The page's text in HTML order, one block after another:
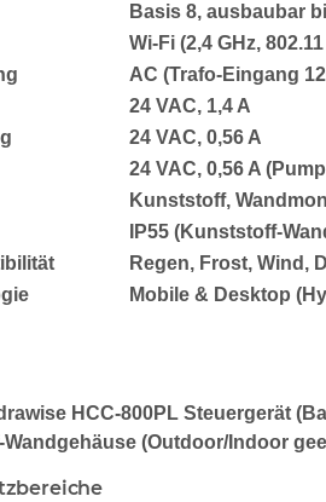
Basis 8, ausbaubar
Wi-Fi (2,4 GHz,
AC (Trafo-Eingang
24 VAC, 1,4 A
24 VAC, 0,56 A
24 VAC, 0,56 A
Kunststoff,
IP55 (Kunststoff-
Regen, Frost, Wind,
Mobile & Desktop
HCC-800PL Steuergerät
(Outdoor/Indoor